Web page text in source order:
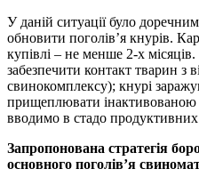
У даній ситуації було
обновити поголів’я кнурів.
купівлі – не менше 2-х
забезпечити контакт тварин з
свинокомплексу); кнурі
прищеплювати
вводимо в стадо
Запропонована стратегія
основного поголів’я